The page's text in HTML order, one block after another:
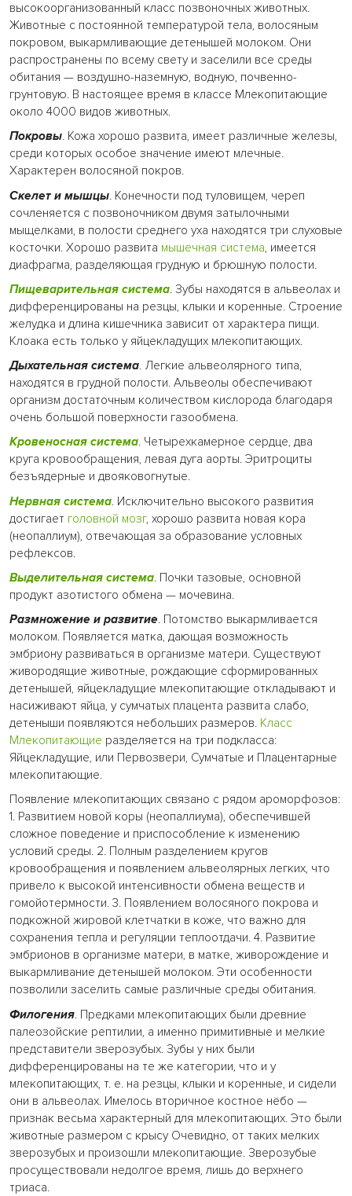
высокоорганизованный класс позвоночных животных.
Животные с постоянной температурой тела, волосяным
покровом, выкармливающие детенышей молоком. Они
распространены по всему свету и заселили все среды
обитания — воздушно-наземную, водную, почвенно-
грунтовую. В настоящее время в классе Млекопитающие
около 4000 видов животных.
Покровы. Кожа хорошо развита, имеет различные железы,
среди которых особое значение имеют млечные.
Характерен волосяной покров.
Скелет и мышцы. Конечности под туловищем, череп
сочленяется с позвоночником двумя затылочными
мыщелками, в полости среднего уха находятся три слуховые
косточки. Хорошо развита мышечная система, имеется
диафрагма, разделяющая грудную и брюшную полости.
Пищеварительная система. Зубы находятся в альвеолах и
дифференцированы на резцы, клыки и коренные. Строение
желудка и длина кишечника зависит от характера пищи.
Клоака есть только у яйцекладущих млекопитающих.
Дыхательная система. Легкие альвеолярного типа,
находятся в грудной полости. Альвеолы обеспечивают
организм достаточным количеством кислорода благодаря
очень большой поверхности газообмена.
Кровеносная система. Четырехкамерное сердце, два
круга кровообращения, левая дуга аорты. Эритроциты
безъядерные и двояковогнутые.
Нервная система. Исключительно высокого развития
достигает головной мозг, хорошо развита новая кора
(неопаллиум), отвечающая за образование условных
рефлексов.
Выделительная система. Почки тазовые, основной
продукт азотистого обмена — мочевина.
Размножение и развитие. Потомство выкармливается
молоком. Появляется матка, дающая возможность
эмбриону развиваться в организме матери. Существуют
живородящие животные, рождающие сформированных
детенышей, яйцекладущие млекопитающие откладывают и
насиживают яйца, у сумчатых плацента развита слабо,
детеныши появляются небольших размеров. Класс
Млекопитающие разделяется на три подкласса:
Яйцекладущие, или Первозвери, Сумчатые и Плацентарные
млекопитающие.
Появление млекопитающих связано с рядом ароморфозов:
1. Развитием новой коры (неопаллиума), обеспечившей
сложное поведение и приспособление к изменению
условий среды. 2. Полным разделением кругов
кровообращения и появлением альвеолярных легких, что
привело к высокой интенсивности обмена веществ и
гомойотермности. 3. Появлением волосяного покрова и
подкожной жировой клетчатки в коже, что важно для
сохранения тепла и регуляции теплоотдачи. 4. Развитие
эмбрионов в организме матери, в матке, живорождение и
выкармливание детенышей молоком. Эти особенности
позволили заселить самые различные среды обитания.
Филогения. Предками млекопитающих были древние
палеозойские рептилии, а именно примитивные и мелкие
представители зверозубых. Зубы у них были
дифференцированы на те же категории, что и у
млекопитающих, т. е. на резцы, клыки и коренные, и сидели
они в альвеолах. Имелось вторичное костное нёбо —
признак весьма характерный для млекопитающих. Это были
животные размером с крысу Очевидно, от таких мелких
зверозубых и произошли млекопитающие. Зверозубые
просуществовали недолгое время, лишь до верхнего
триаса.